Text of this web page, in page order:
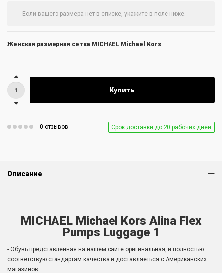
Женская размерная сетка MICHAEL Michael Kors
Купить
0 отзывов Срок доставки до 20 рабочих дней
Описание
MICHAEL Michael Kors Alina Flex
Pumps Luggage 1
- Обувь представленная на нашем сайте оригинальная, и полностью
соответствую стандартам качества и доставляеться с Американских
магазинов.